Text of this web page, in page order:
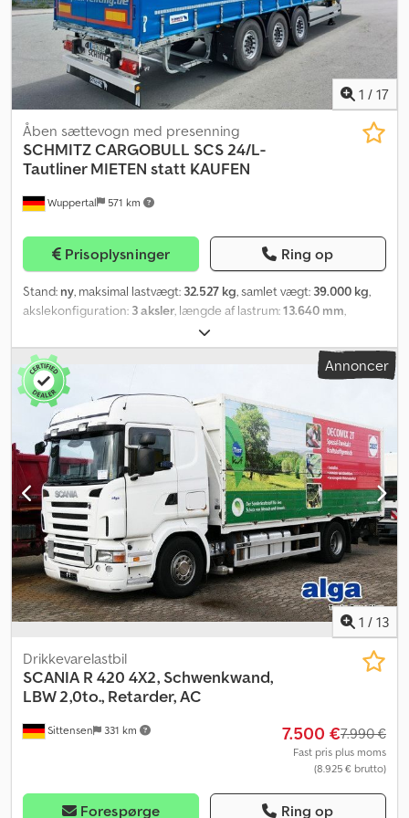
1 / 17
Wuppertal 571 km
Åben sættevogn med presenning
SCHMITZ CARGOBULL SCS 24/L-
Tautliner MIETEN statt KAUFEN
Prisoplysninger Ring op
Stand: ny, maksimal lastvægt: 32.527 kg, samlet vægt: 39.000 kg,
akslekonfiguration: 3 aksler, længde af lastrum:13.640 mm,
, lastepladshøjde:
ABS, * Tilgængelig med det samme, ingen ventetid * Forskellige
presenningstrailere til leje * Inklusive dækslid, service og
fuldkasko * Uforpligtende tilbud på forespørgsel Crjdpfxsidzwij
Acaof Minimumsudstyr: * Schmitz Rotos-aksler med skivebremser
* Løfteaksel * Code XL * Edscha-tag * Døre bagtil (portaldøre) *
Underrunbeskyttelse eller pallebox * LxBxH: 13,64 x 2,48 x 2,68
Efter ønske udstyrer vi traileren for dig med spændestropper,
læssebjælker, skridsikre måtter eller lignende. Der tages
forbehold for fejl og mellemsalg! Salget sker uden nogen form for
garanti! - Vi taler russisk - Vi taler engelsk - Vi taler polsk
Annoncer
1 / 13
Sittensen 331 km
Drikkevarelastbil
SCANIA R 420 4X2, Schwenkwand,
LBW 2,0to., Retarder, AC
7.500 €7.990 €
Fast pris plus moms
(8.925 € brutto)
Forespørge Ring op